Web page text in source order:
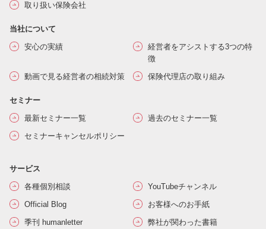
取り扱い保険会社
当社について
安心の実績
経営者をアシストする3つの特
徴
動画で見る経営者の相続対策
保険代理店の取り組み
セミナー
最新セミナー一覧
過去のセミナー一覧
セミナーキャンセルポリシー
サービス
各種個別相談
YouTubeチャンネル
Official Blog
お客様へのお手紙
季刊 humanletter
弊社が関わった書籍